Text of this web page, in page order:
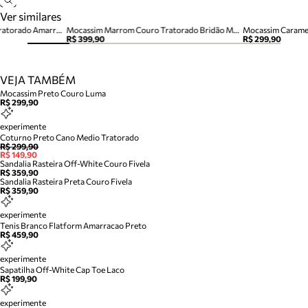
Ver similares
Mocassim Marrom Couro Tratorado Bridão Metal
R$ 399,90
R$ 299,90
Mocassim Marrom Camurça Tratorado Amarração Siena
VEJA TAMBÉM
Mocassim Preto Couro Luma
R$ 299,90
experimente
Coturno Preto Cano Medio Tratorado
R$ 299,90
R$ 149,90
Sandalia Rasteira Off-White Couro Fivela
R$ 359,90
Sandalia Rasteira Preta Couro Fivela
R$ 359,90
experimente
Tenis Branco Flatform Amarracao Preto
R$ 459,90
experimente
Sapatilha Off-White Cap Toe Laco
R$ 199,90
experimente